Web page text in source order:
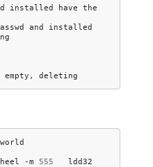
installed have the
and
installed
empty,
-m 555
ldd32